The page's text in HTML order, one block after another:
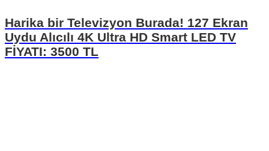
Harika bir Televizyon Burada! 127 Ekran
Uydu Alıcılı 4K Ultra HD Smart LED TV
FİYATI: 3500 TL